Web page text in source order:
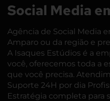
Social Media
Agência de Social Media
Amparo ou da região e
A Isaques Estúdios é a
você, oferecemos toda a
que você precisa.
Suporte 24H por dia
Estratégia completa para